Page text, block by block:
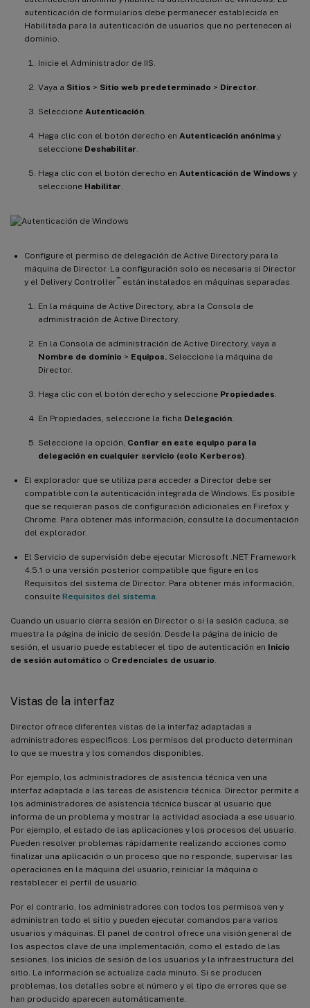
autenticación de formularios debe permanecer establecida en
Habilitada para la autenticación de usuarios que no pertenecen al
dominio.
Inicie el Administrador de IIS.
Vaya a Sitios > Sitio web predeterminado > Director
Seleccione Autenticación
Haga clic con el botón derecho en Autenticación anónima y
seleccione Deshabilitar
Haga clic con el botón derecho en Autenticación de Windows y
seleccione Habilitar
Configure el permiso de delegación de Active Directory para la
máquina de Director. La configuración solo es necesaria si Director
y el Delivery Controller™ están instalados en máquinas separadas.
En la máquina de Active Directory, abra la Consola de
administración de Active Directory.
En la Consola de administración de Active Directory, vaya a
Nombre de dominio > Equipos. Seleccione la máquina de
Director.
Haga clic con el botón derecho y seleccione Propiedades
En Propiedades, seleccione la ficha Delegación
Seleccione la opción, Confiar en este equipo para la
delegación en cualquier servicio (solo Kerberos)
El explorador que se utiliza para acceder a Director debe ser
compatible con la autenticación integrada de Windows. Es posible
que se requieran pasos de configuración adicionales en Firefox y
Chrome. Para obtener más información, consulte la documentación
del explorador.
El Servicio de supervisión debe ejecutar Microsoft .NET Framework
4.5.1 o una versión posterior compatible que figure en los
Requisitos del sistema de Director. Para obtener más información,
consulte Requisitos del sistema
Cuando un usuario cierra sesión en Director o si la sesión caduca, se
muestra la página de inicio de sesión. Desde la página de inicio de
sesión, el usuario puede establecer el tipo de autenticación en Inicio
de sesión automático o Credenciales de usuario
Vistas de la interfaz
Director ofrece diferentes vistas de la interfaz adaptadas a
administradores específicos. Los permisos del producto determinan
lo que se muestra y los comandos disponibles.
Por ejemplo, los administradores de asistencia técnica ven una
interfaz adaptada a las tareas de asistencia técnica. Director permite a
los administradores de asistencia técnica buscar al usuario que
informa de un problema y mostrar la actividad asociada a ese usuario.
Por ejemplo, el estado de las aplicaciones y los procesos del usuario.
Pueden resolver problemas rápidamente realizando acciones como
finalizar una aplicación o un proceso que no responde, supervisar las
operaciones en la máquina del usuario, reiniciar la máquina o
restablecer el perfil de usuario.
Por el contrario, los administradores con todos los permisos ven y
administran todo el sitio y pueden ejecutar comandos para varios
usuarios y máquinas. El panel de control ofrece una visión general de
los aspectos clave de una implementación, como el estado de las
sesiones, los inicios de sesión de los usuarios y la infraestructura del
sitio. La información se actualiza cada minuto. Si se producen
problemas, los detalles sobre el número y el tipo de errores que se
han producido aparecen automáticamente.